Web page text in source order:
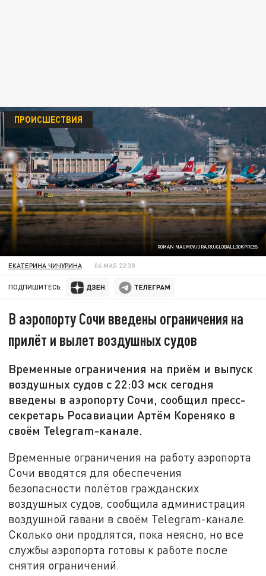
ROMAN NAUMOV/URA.RU/GLOBALLOOKPRESS
ПРОИСШЕСТВИЯ
ЕКАТЕРИНА ЧИЧУРИНА 06 МАЯ 22:38
ПОДПИШИТЕСЬ:
В аэропорту Сочи введены ограничения на
прилёт и вылет воздушных судов
Временные ограничения на приём и выпуск
воздушных судов с 22:03 мск сегодня
введены в аэропорту Сочи, сообщил пресс-
секретарь Росавиации Артём Кореняко в
своём Telegram-канале.
Временные ограничения на работу аэропорта
Сочи вводятся для обеспечения
безопасности полётов гражданских
воздушных судов, сообщила администрация
воздушной гавани в своём Telegram-канале.
Сколько они продлятся, пока неясно, но все
службы аэропорта готовы к работе после
снятия ограничений.